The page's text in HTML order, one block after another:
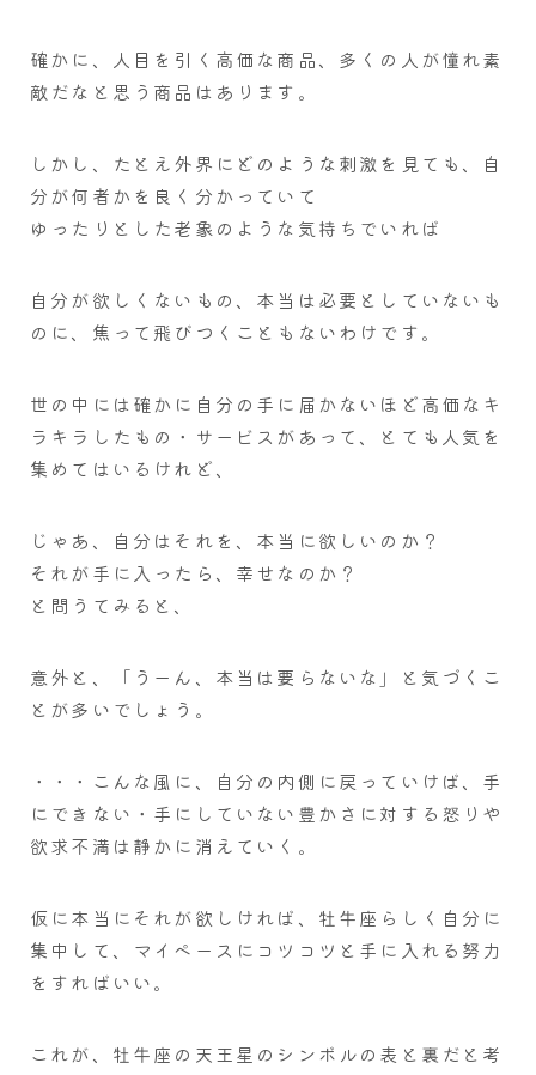
確かに、人目を引く高価な商品、多くの人が憧れ素
敵だなと思う商品はあります。
しかし、たとえ外界にどのような刺激を見ても、自
分が何者かを良く分かっていて
ゆったりとした老象のような気持ちでいれば
自分が欲しくないもの、本当は必要としていないも
のに、焦って飛びつくこともないわけです。
世の中には確かに自分の手に届かないほど高価なキ
ラキラしたもの・サービスがあって、とても人気を
集めてはいるけれど、
じゃあ、自分はそれを、本当に欲しいのか？
それが手に入ったら、幸せなのか？
と問うてみると、
意外と、「うーん、本当は要らないな」と気づくこ
とが多いでしょう。
・・・こんな風に、自分の内側に戻っていけば、手
にできない・手にしていない豊かさに対する怒りや
欲求不満は静かに消えていく。
仮に本当にそれが欲しければ、牡牛座らしく自分に
集中して、マイペースにコツコツと手に入れる努力
をすればいい。
これが、牡牛座の天王星のシンボルの表と裏だと考